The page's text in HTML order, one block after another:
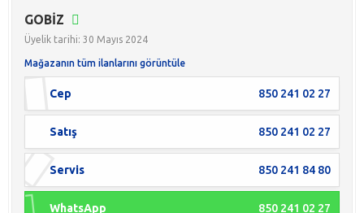
GOBİZ
Üyelik tarihi: 30 Mayıs 2024
Mağazanın tüm ilanlarını görüntüle
Cep 850 241 02 27
Satış 850 241 02 27
Servis 850 241 84 80
WhatsApp 850 241 02 27